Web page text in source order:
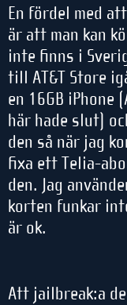
En fördel med att
är att man kan
inte finns i
till AT&T Store
en 16GB iPhone
här hade slut)
den så när jag
fixa ett Telia-
den. Jag
korten funkar
är ok.
Att jailbreak:a